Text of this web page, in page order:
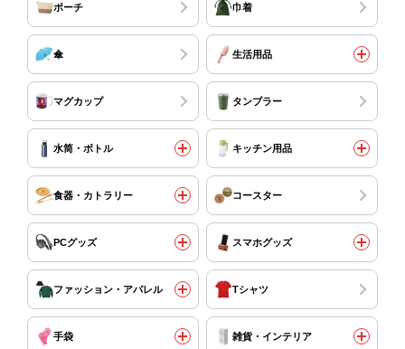
ポーチ 巾着
傘 生活用品
マグカップ タンブラー
水筒・ボトル キッチン用品
食器・カトラリー コースター
PCグッズ スマホグッズ
ファッション・アパレル Tシャツ
手袋 雑貨・インテリア